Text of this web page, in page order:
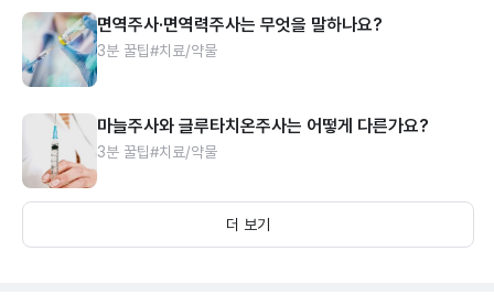
면역주사·면역력주사는 무엇을 말하나요?
3분 꿀팁#치료/약물
마늘주사와 글루타치온주사는 어떻게 다른가요?
3분 꿀팁#치료/약물
더 보기